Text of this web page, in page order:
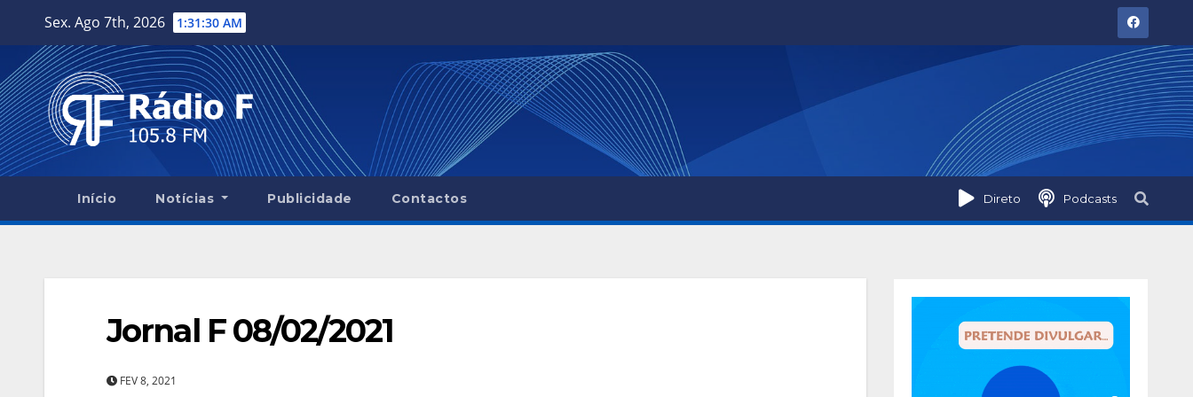
content
Sex. Ago 7th, 2026 1:31:31 AM
Direto Podcasts
Início Notícias Publicidade Contactos
Jornal F 08/02/2021
FEV 8, 2021